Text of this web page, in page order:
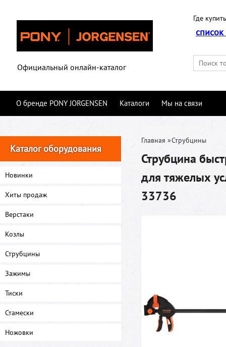
Официальный онлайн-каталог
Где
О бренде PONY JORGENSEN Каталоги Мы на связи
Каталог оборудования
Новинки
Хиты продаж
Верстаки
Козлы
Струбцины
Зажимы
Тиски
Стамески
Ножовки
Главная »Струбцины
Струбцина
для тяжелых
33736